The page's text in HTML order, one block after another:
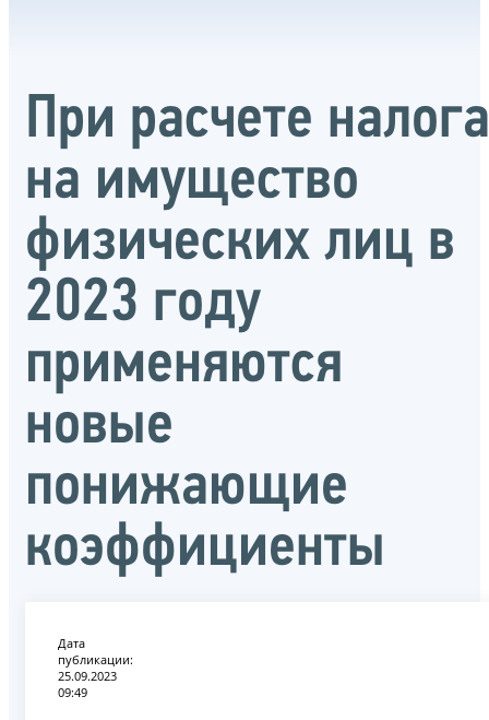
При расчете налога
на имущество
физических лиц в
2023 году
применяются
новые
понижающие
коэффициенты
Дата
публикации:
25.09.2023
09:49